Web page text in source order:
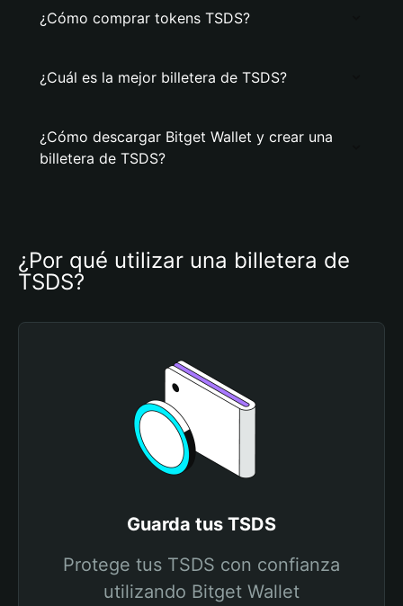
¿Cómo comprar tokens TSDS?
¿Cuál es la mejor billetera de TSDS?
¿Cómo descargar Bitget Wallet y crear una
billetera de TSDS?
¿Por qué utilizar una billetera de
TSDS?
Guarda tus TSDS
Protege tus TSDS con confianza
utilizando Bitget Wallet